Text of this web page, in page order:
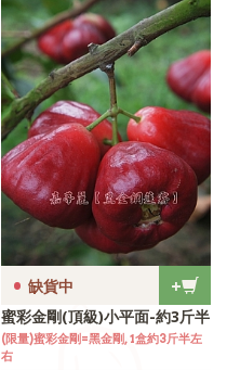
+
• 缺貨中
蜜彩金剛(頂級)小平面-約3斤半
(限量)蜜彩金剛=黑金剛, 1盒約3斤半左
右